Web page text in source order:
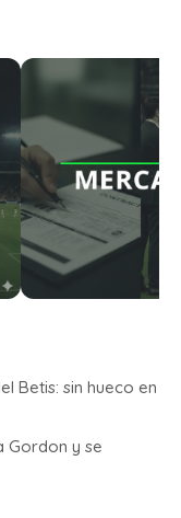
Betis: sin hueco en
Gordon y se